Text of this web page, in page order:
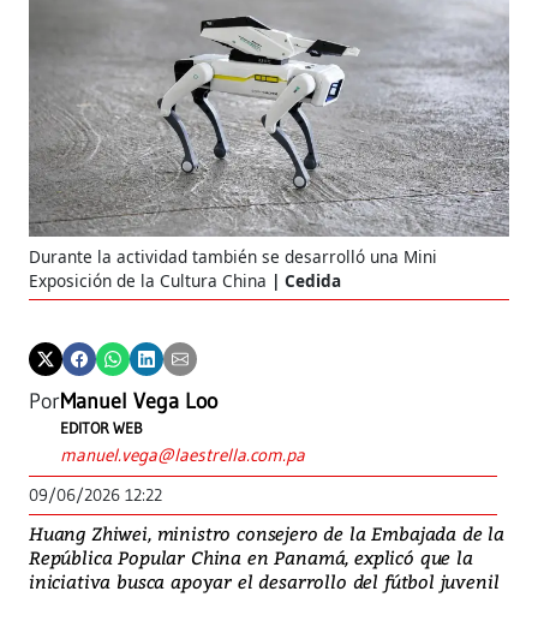
Durante la actividad también se desarrolló una Mini
Exposición de la Cultura China
Cedida
PorManuel Vega Loo
EDITOR WEB
manuel.vega@laestrella.com.pa
09/06/2026 12:22
Huang Zhiwei, ministro consejero de la Embajada de la
República Popular China en Panamá, explicó que la
iniciativa busca apoyar el desarrollo del fútbol juvenil